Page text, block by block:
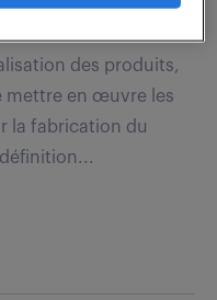
des produits,
mettre en œuvre les
la fabrication du